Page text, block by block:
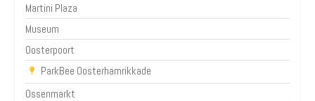
Martini Plaza
Museum
Oosterpoort
ParkBee Oosterhamrikkade
Ossenmarkt